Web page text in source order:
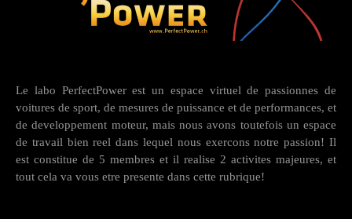
Le labo PerfectPower est un espace virtuel de passionnes de
voitures de sport, de mesures de puissance et de performances, et
de developpement moteur, mais nous avons toutefois un espace
de travail bien reel dans lequel nous exercons notre passion! Il
est constitue de 5 membres et il realise 2 activites majeures, et
tout cela va vous etre presente dans cette rubrique!